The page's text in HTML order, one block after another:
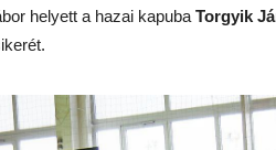
helyett a hazai kapuba Torgyik